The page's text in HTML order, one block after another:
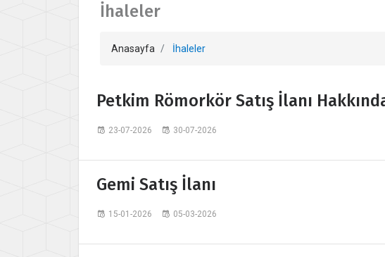
İhaleler
Anasayfa İhaleler
Petkim Römorkör Satış İlanı
23-07-2026 30-07-2026
Gemi Satış İlanı
15-01-2026 05-03-2026